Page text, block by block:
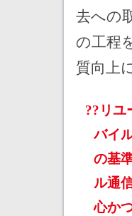
去への
の工程
質向上
リユ
バイ
の基
ル通
心か